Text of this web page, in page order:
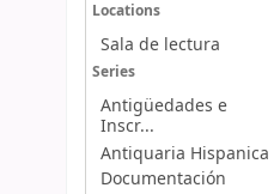
Locations
Sala de lectura
Series
Antigüedades e
Inscr...
Antiquaria Hispanica
Documentación